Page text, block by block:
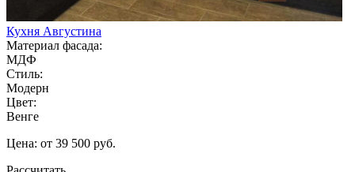
Кухня Августина
Материал фасада:
МДФ
Стиль:
Модерн
Цвет:
Венге
Цена: от 39 500 руб.